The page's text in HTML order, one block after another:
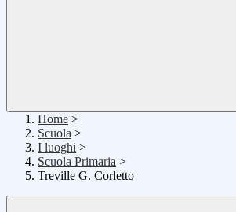
Home >
Scuola >
I luoghi >
Scuola Primaria >
Treville G. Corletto